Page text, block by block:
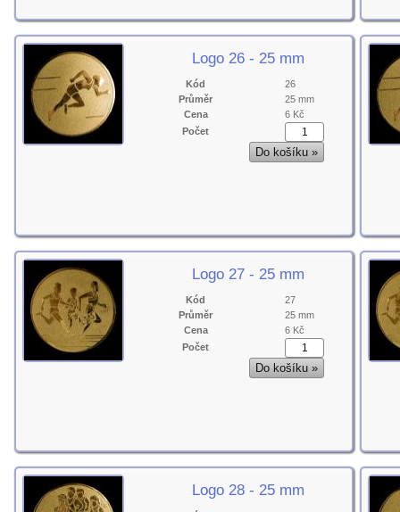
Logo 26 - 25 mm
Kód
26
Průměr
25 mm
Cena
6 Kč
Počet
Logo 27 - 25 mm
Kód
27
Průměr
25 mm
Cena
6 Kč
Počet
Logo 28 - 25 mm